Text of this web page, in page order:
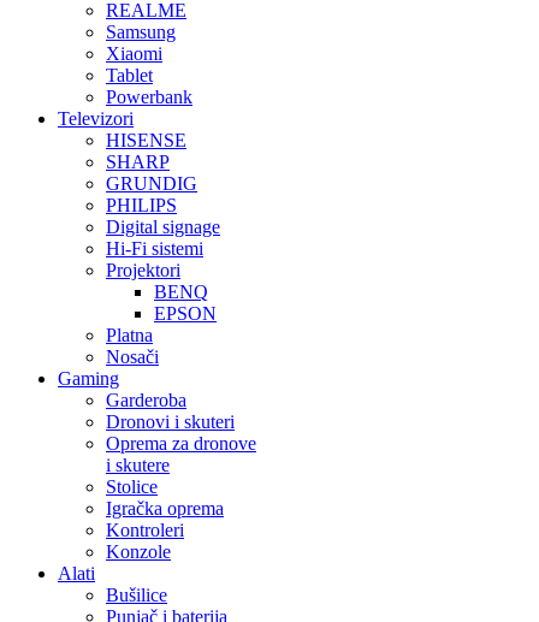
REALME
Samsung
Xiaomi
Tablet
Powerbank
Televizori
HISENSE
SHARP
GRUNDIG
PHILIPS
Digital signage
Hi-Fi sistemi
Projektori
BENQ
EPSON
Platna
Nosači
Gaming
Garderoba
Dronovi i skuteri
Oprema za dronove
i skutere
Stolice
Igračka oprema
Kontroleri
Konzole
Alati
Bušilice
Punjač i baterija